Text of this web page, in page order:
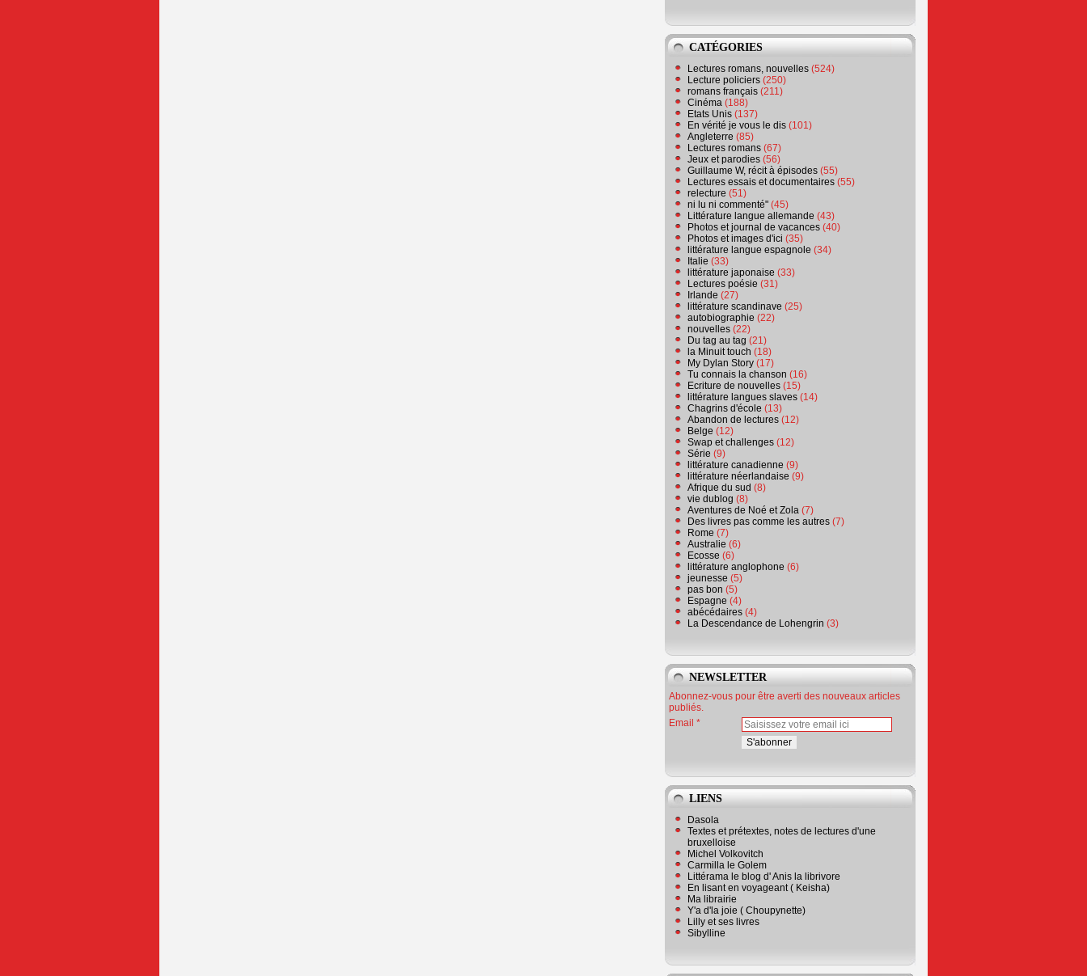
CATÉGORIES
Lectures romans, nouvelles (524)
Lecture policiers (250)
romans français (211)
Cinéma (188)
Etats Unis (137)
En vérité je vous le dis (101)
Angleterre (85)
Lectures romans (67)
Jeux et parodies (56)
Guillaume W, récit à épisodes (55)
Lectures essais et documentaires (55)
relecture (51)
ni lu ni commenté" (45)
Littérature langue allemande (43)
Photos et journal de vacances (40)
Photos et images d'ici (35)
littérature langue espagnole (34)
Italie (33)
littérature japonaise (33)
Lectures poésie (31)
Irlande (27)
littérature scandinave (25)
autobiographie (22)
nouvelles (22)
Du tag au tag (21)
la Minuit touch (18)
My Dylan Story (17)
Tu connais la chanson (16)
Ecriture de nouvelles (15)
littérature langues slaves (14)
Chagrins d'école (13)
Abandon de lectures (12)
Belge (12)
Swap et challenges (12)
Série (9)
littérature canadienne (9)
littérature néerlandaise (9)
Afrique du sud (8)
vie dublog (8)
Aventures de Noé et Zola (7)
Des livres pas comme les autres (7)
Rome (7)
Australie (6)
Ecosse (6)
littérature anglophone (6)
jeunesse (5)
pas bon (5)
Espagne (4)
abécédaires (4)
La Descendance de Lohengrin (3)
NEWSLETTER
Abonnez-vous pour être averti des nouveaux articles
publiés.
Email
LIENS
Dasola
Textes et prétextes, notes de lectures d'une
bruxelloise
Michel Volkovitch
Carmilla le Golem
Littérama le blog d' Anis la librivore
En lisant en voyageant ( Keisha)
Ma librairie
Y'a d'la joie ( Choupynette)
Lilly et ses livres
Sibylline